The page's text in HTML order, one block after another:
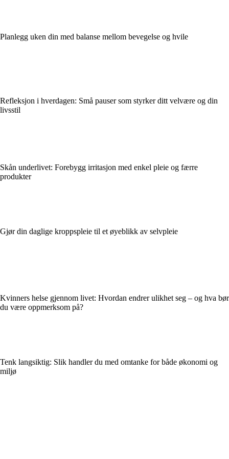
Planlegg uken din med balanse mellom bevegelse og hvile
Refleksjon i hverdagen: Små pauser som styrker ditt velvære og din
livsstil
Skån underlivet: Forebygg irritasjon med enkel pleie og færre
produkter
Gjør din daglige kroppspleie til et øyeblikk av selvpleie
Kvinners helse gjennom livet: Hvordan endrer ulikhet seg – og hva bør
du være oppmerksom på?
Tenk langsiktig: Slik handler du med omtanke for både økonomi og
miljø